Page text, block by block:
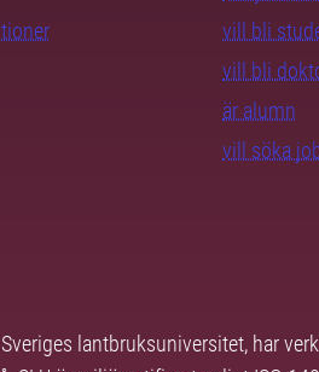
vill bli
vill bli
är alumn
vill söka
Sveriges lantbruksuniversitet, har